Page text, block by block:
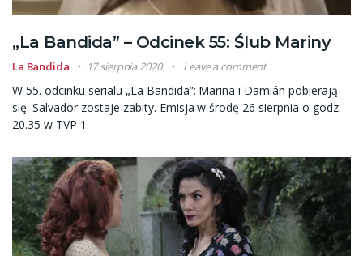
„La Bandida” – Odcinek 55: Ślub Mariny
La Bandida 17 sierpnia 2020 Leave a comment
W 55. odcinku serialu „La Bandida”: Marina i Damián pobierają
się. Salvador zostaje zabity. Emisja w środę 26 sierpnia o godz.
20.35 w TVP 1.